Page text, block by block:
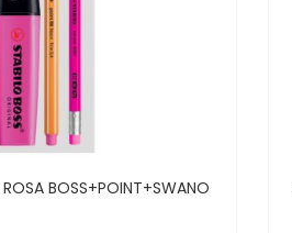
BOSS+POINT+SWANO